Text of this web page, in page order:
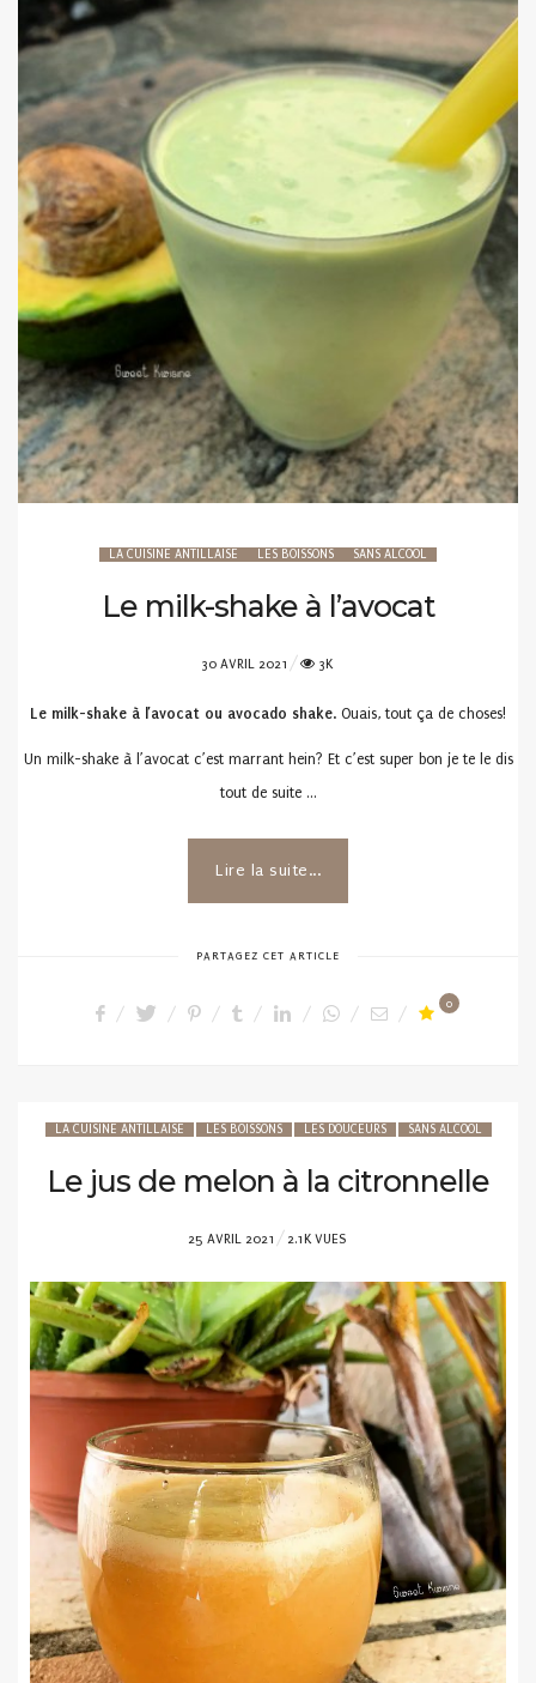
LA CUISINE ANTILLAISE LES BOISSONS SANS ALCOOL
Le milk-shake à l’avocat
POSTED
30 AVRIL 2021 3K
Le milk-shake à l’avocat ou avocado shake. Ouais, tout ça de choses!
Un milk-shake à l’avocat c’est marrant hein? Et c’est super bon je te le dis
tout de suite …
Lire la suite...
PARTAGEZ CET ARTICLE
0
LA CUISINE ANTILLAISE LES BOISSONS LES DOUCEURS SANS ALCOOL
Le jus de melon à la citronnelle
POSTED
25 AVRIL 2021 2.1K VUES